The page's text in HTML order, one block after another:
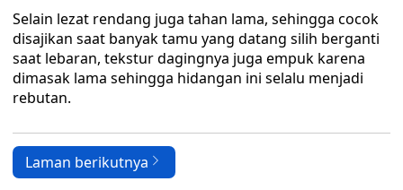
Selain lezat rendang juga tahan lama, sehingga cocok
disajikan saat banyak tamu yang datang silih berganti
saat lebaran, tekstur dagingnya juga empuk karena
dimasak lama sehingga hidangan ini selalu menjadi
rebutan.
Laman berikutnya